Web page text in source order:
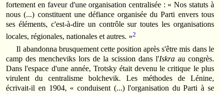
fortement en faveur d'une organisation centralisée : « Nos statuts à
nous (...) constituent une défiance organisée du Parti envers tous
ses éléments, c'est-à-dire un contrôle sur toutes les organisations
locales, régionales, nationales et autres. »2
Il abandonna brusquement cette position après s'être mis dans le
camp des mencheviks lors de la scission dans l'Iskraau congrès.
Dans l'espace d'une année, Trotsky était devenu le critique le plus
virulent du centralisme bolchevik. Les méthodes de Lénine,
écrivait-il en 1904, « conduisent (...) l'organisation du Parti à se